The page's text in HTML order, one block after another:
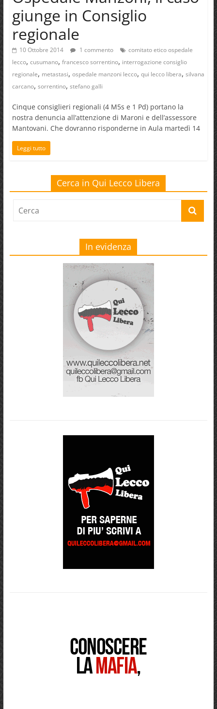
giunge in Consiglio
regionale
10 Ottobre 2014 1 commento
comitato etico ospedale
lecco, cusumano, francesco sorrentino, interrogazione consiglio
regionale, metastasi, ospedale manzoni lecco, qui lecco libera, silvana
carcano, sorrentino, stefano galli
Cinque consiglieri regionali (4 M5s e 1 Pd) portano la
nostra denuncia all’attenzione di Maroni e dell’assessore
Mantovani. Che dovranno risponderne in Aula martedì 14
Leggi tutto
Cerca in Qui Lecco Libera
In evidenza